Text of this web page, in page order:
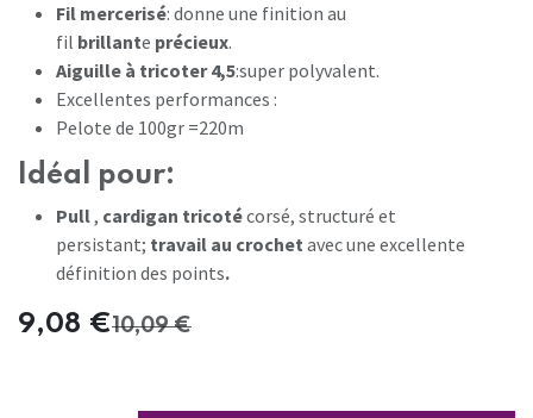
Fil mercerisé: donne une finition au
fil brillante précieux.
Aiguille à tricoter 4,5:super polyvalent.
Excellentes performances :
Pelote de 100gr =220m
Idéal pour:
Pull, cardigan tricotécorsé, structuré et
persistant; travail au crochet avec une excellente
définition des points.
9,08 €10,09€